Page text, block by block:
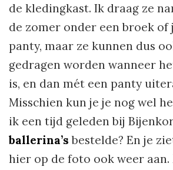
de kledingkast. Ik draag ze
de zomer onder een broek
panty, maar ze kunnen dus
gedragen worden wanneer
is, en dan mét een panty
Misschien kun je je nog wel
ik een tijd geleden bij
ballerina’s bestelde? En je
hier op de foto ook weer aan.